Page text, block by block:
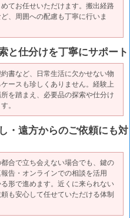
てお任せいただけます。搬出経路
、周囲への配慮も丁寧に行いま
と仕分けを丁寧にサポート
書など、日常生活に欠かせない物
ースも珍しくありません。経験上
を踏まえ、必要品の探索や仕分け
。
・遠方からのご依頼にも対
合で立ち会えない場合でも、鍵の
告・オンラインでの相談を活用
形で進めます。近くに来られない
も安心して任せていただける体制